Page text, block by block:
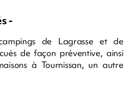
-
de Lagrasse et de
de façon préventive, ainsi
à Tournissan, un autre